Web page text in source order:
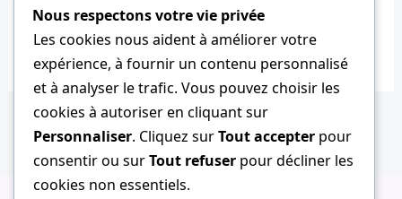
Nous respectons votre vie privée
Les cookies nous aident à améliorer votre
expérience, à fournir un contenu personnalisé
et à analyser le trafic. Vous pouvez choisir les
cookies à autoriser en cliquant sur
Personnaliser. Cliquez surTout accepter pour
consentir ou surTout refuser pour décliner les
cookies non essentiels.